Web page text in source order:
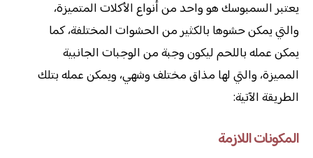
يعتبر السمبوسك هو واحد من أنواع الأكلات المتميزة،
والتي يمكن حشوها بالكثير من الحشوات المختلفة، كما
يمكن عمله باللحم ليكون وجبة من الوجبات الجانبية
المميزة، والتي لها مذاق مختلف وشهي، ويمكن عمله بتلك
الطريقة الآتية:
المكونات اللازمة